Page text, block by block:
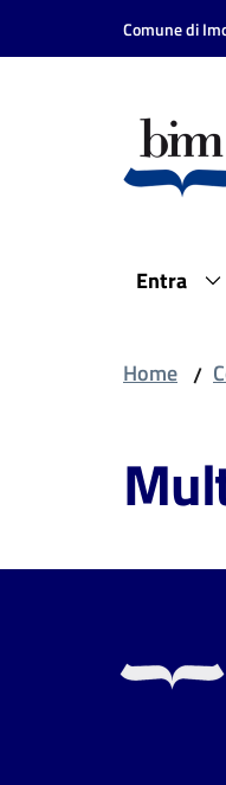
Vai al contenuto
Vai alla navigazione
Comune di
Entra
Home /